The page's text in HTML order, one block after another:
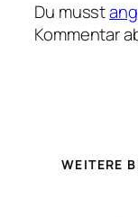
Du musst
Kommentar
WEITERE